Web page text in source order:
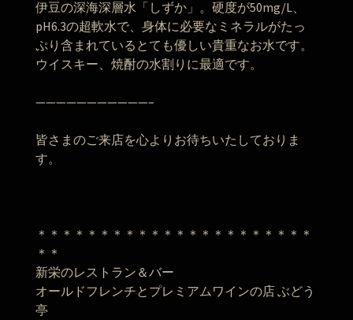
伊豆の深海深層水「しずか」。硬度が50mg/L、
pH6.3の超軟水で、身体に必要なミネラルがたっ
ぷり含まれているとても優しい貴重なお水です。
ウイスキー、焼酎の水割りに最適です。
———————————–
皆さまのご来店を心よりお待ちいたしておりま
す。
＊＊＊＊＊＊＊＊＊＊＊＊＊＊＊＊＊＊＊＊＊＊
＊＊
新栄のレストラン＆バー
オールドフレンチとプレミアムワインの店 ぶどう
亭